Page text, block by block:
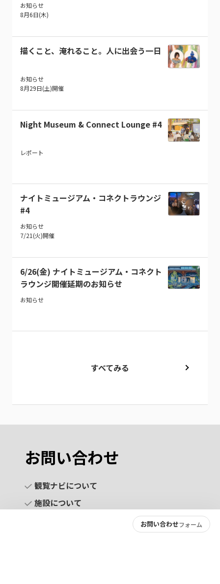
お問い合わせフォーム
お知らせ
8月6日(木)
描くこと、淹れること。人に出会う一日
お知らせ
8月29日(土)開催
Night Museum & Connect Lounge #4
レポート
ナイトミュージアム・コネクトラウンジ
#4
お知らせ
7/21(火)開催
6/26(金) ナイトミュージアム・コネクト
ラウンジ開催延期のお知らせ
お知らせ
すべてみる
お問い合わせ
観覧ナビについて
施設について